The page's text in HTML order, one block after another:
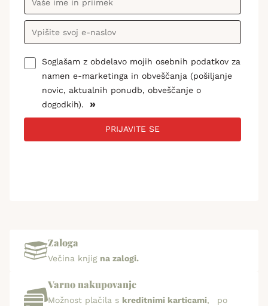
Soglašam z obdelavo mojih osebnih podatkov za
namen e-marketinga in obveščanja (pošiljanje
novic, aktualnih ponudb, obveščanje o
dogodkih).
»
PRIJAVITE SE
Zaloga
Večina knjig na zalogi.
Varno nakupovanje
Možnost plačila s kreditnimi karticami, po